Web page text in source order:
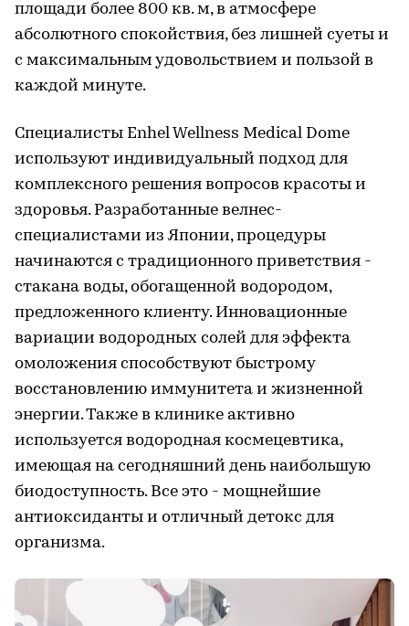
площади более 800 кв. м, в атмосфере
абсолютного спокойствия, без лишней суеты и
с максимальным удовольствием и пользой в
каждой минуте.
Специалисты Enhel Wellness Medical Dome
используют индивидуальный подход для
комплексного решения вопросов красоты и
здоровья. Разработанные велнес-
специалистами из Японии, процедуры
начинаются с традиционного приветствия -
стакана воды, обогащенной водородом,
предложенного клиенту. Инновационные
вариации водородных солей для эффекта
омоложения способствуют быстрому
восстановлению иммунитета и жизненной
энергии. Также в клинике активно
используется водородная космецевтика,
имеющая на сегодняшний день наибольшую
биодоступность. Все это - мощнейшие
антиоксиданты и отличный детокс для
организма.